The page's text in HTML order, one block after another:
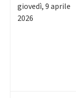
giovedì,9aprile
2026